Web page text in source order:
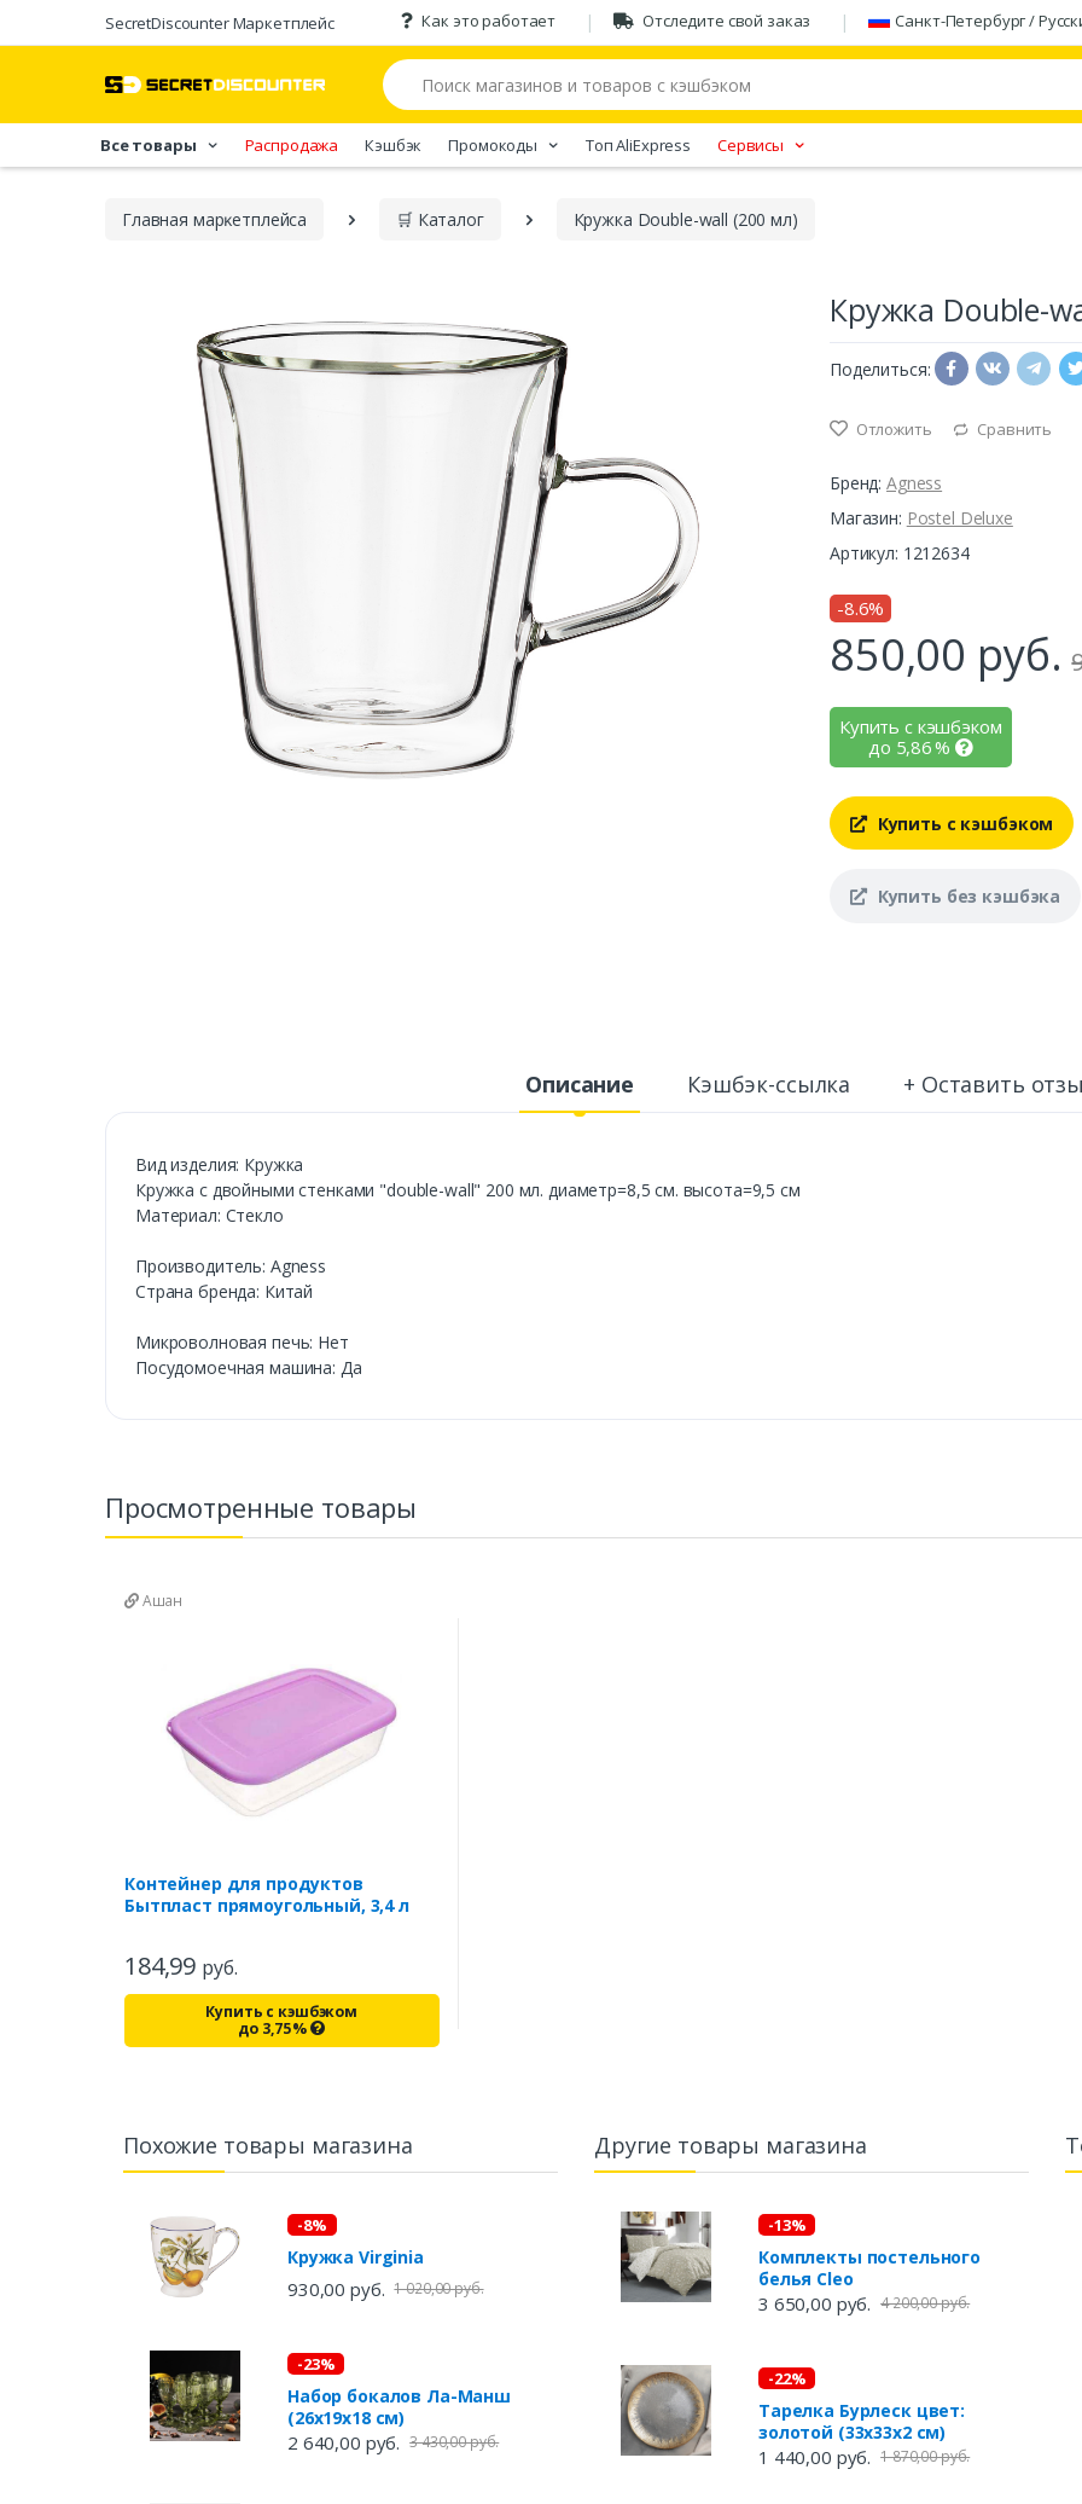
SecretDiscounter Маркетплейс Как это работает Отследите свой заказ Санкт-Петербург /
Все товары Распродажа Кэшбэк Промокоды Tоп AliExpress Сервисы
Главная марĸетплейса 🛒 Каталог Кружка Double-wall (200 мл)
Кружка Double-
Поделиться:
Отложить Сравнить
Бренд: Agness
Магазин: Postel Deluxe
Артикул: 1212634
-8.6%
850,00 руб.
Купить с кэшбэком
до 5,86%
Купить с кэшбэком
Купить без кэшбэка
Описание Кэшбэк-ссылка + Оставить
Вид изделия: Кружка
Кружка с двойными стенками "double-wall" 200 мл. диаметр=8,5 см. высота=9,5 см
Материал: Стекло
Производитель: Agness
Страна бренда: Китай
Микроволновая печь: Нет
Посудомоечная машина: Да
Просмотренные товары
Ашан
Контейнер для продуктов
Бытпласт прямоугольный, 3,4 л
184,99 руб.
Купить с кэшбэком
до 3,75%
Похожие товары магазина
-8%
Кружка Virginia
930,00 руб. 1 020,00 руб.
-23%
Набор бокалов Ла-Манш
(26х19х18 см)
2 640,00 руб. 3 430,00 руб.
Другие товары магазина
-13%
Комплекты постельного
белья Cleo
3 650,00 руб. 4 200,00 руб.
-22%
Тарелка Бурлеск цвет:
золотой (33х33х2 см)
1 440,00 руб. 1 870,00 руб.